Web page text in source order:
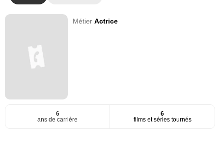
MétierActrice
6
ans de carrière
6
films et séries tournés